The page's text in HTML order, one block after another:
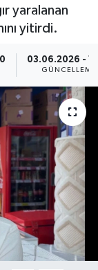
yaralanan
yitirdi.
03.06.2026 -
GÜNCELLEME